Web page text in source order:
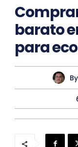
barato
para
By